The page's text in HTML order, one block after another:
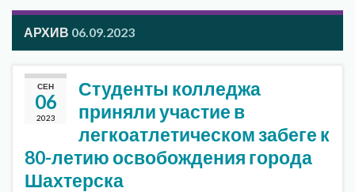
АРХИВ 06.09.2023
СЕН
06
2023
Студенты колледжа
приняли участие в
легкоатлетическом забеге к
80-летию освобождения города
Шахтерска